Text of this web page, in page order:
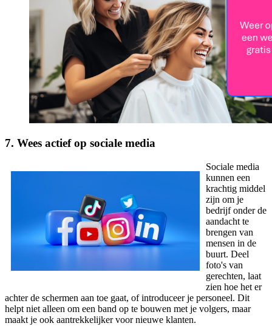
7. Wees actief op sociale media
Sociale media
kunnen een
krachtig middel
zijn om je
bedrijf onder de
aandacht te
brengen van
mensen in de
buurt. Deel
foto's van
gerechten, laat
zien hoe het er
achter de schermen aan toe gaat, of introduceer je personeel. Dit
helpt niet alleen om een band op te bouwen met je volgers, maar
maakt je ook aantrekkelijker voor nieuwe klanten.